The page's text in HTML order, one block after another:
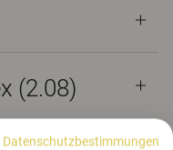
(2.08)
Datenschutzbestimmungen